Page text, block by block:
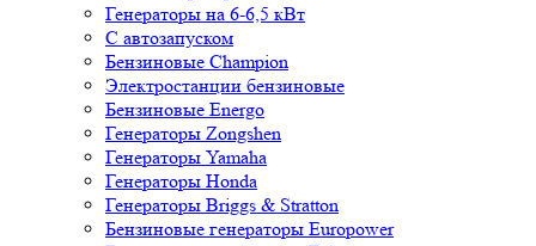
Генераторы на 6-6,5 кВт
С автозапуском
Бензиновые Champion
Электростанции бензиновые
Бензиновые Energo
Генераторы Zongshen
Генераторы Yamaha
Генераторы Honda
Генераторы Briggs & Stratton
Бензиновые генераторы Europower